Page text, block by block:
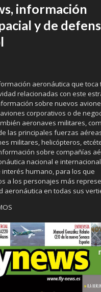
información
y de
aeronáutica que toca
relacionadas con este
sobre nuevos
corporativos o de
aeronaves militares,
las principales fuerzas
militares, helicópteros,
sobre compañías
nacional e
humano, para los que
a los personajes más
aeronáutica en todas sus